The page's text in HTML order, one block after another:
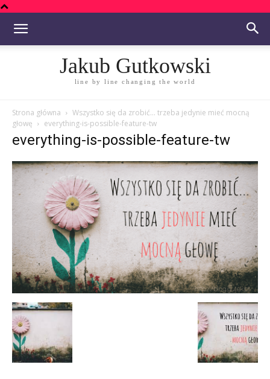
Jakub Gutkowski
line by line changing the world
Strona główna
Wszystko się da zrobić… trzeba jedynie mieć mocną
głowę
everything-is-possible-feature-tw
everything-is-possible-feature-tw